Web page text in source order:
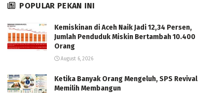
POPULAR PEKAN INI
Kemiskinan di Aceh Naik Jadi 12,34 Persen,
Jumlah Penduduk Miskin Bertambah 10.400
Orang
August 6, 2026
Ketika Banyak Orang Mengeluh, SPS Revival
Memilih Membangun